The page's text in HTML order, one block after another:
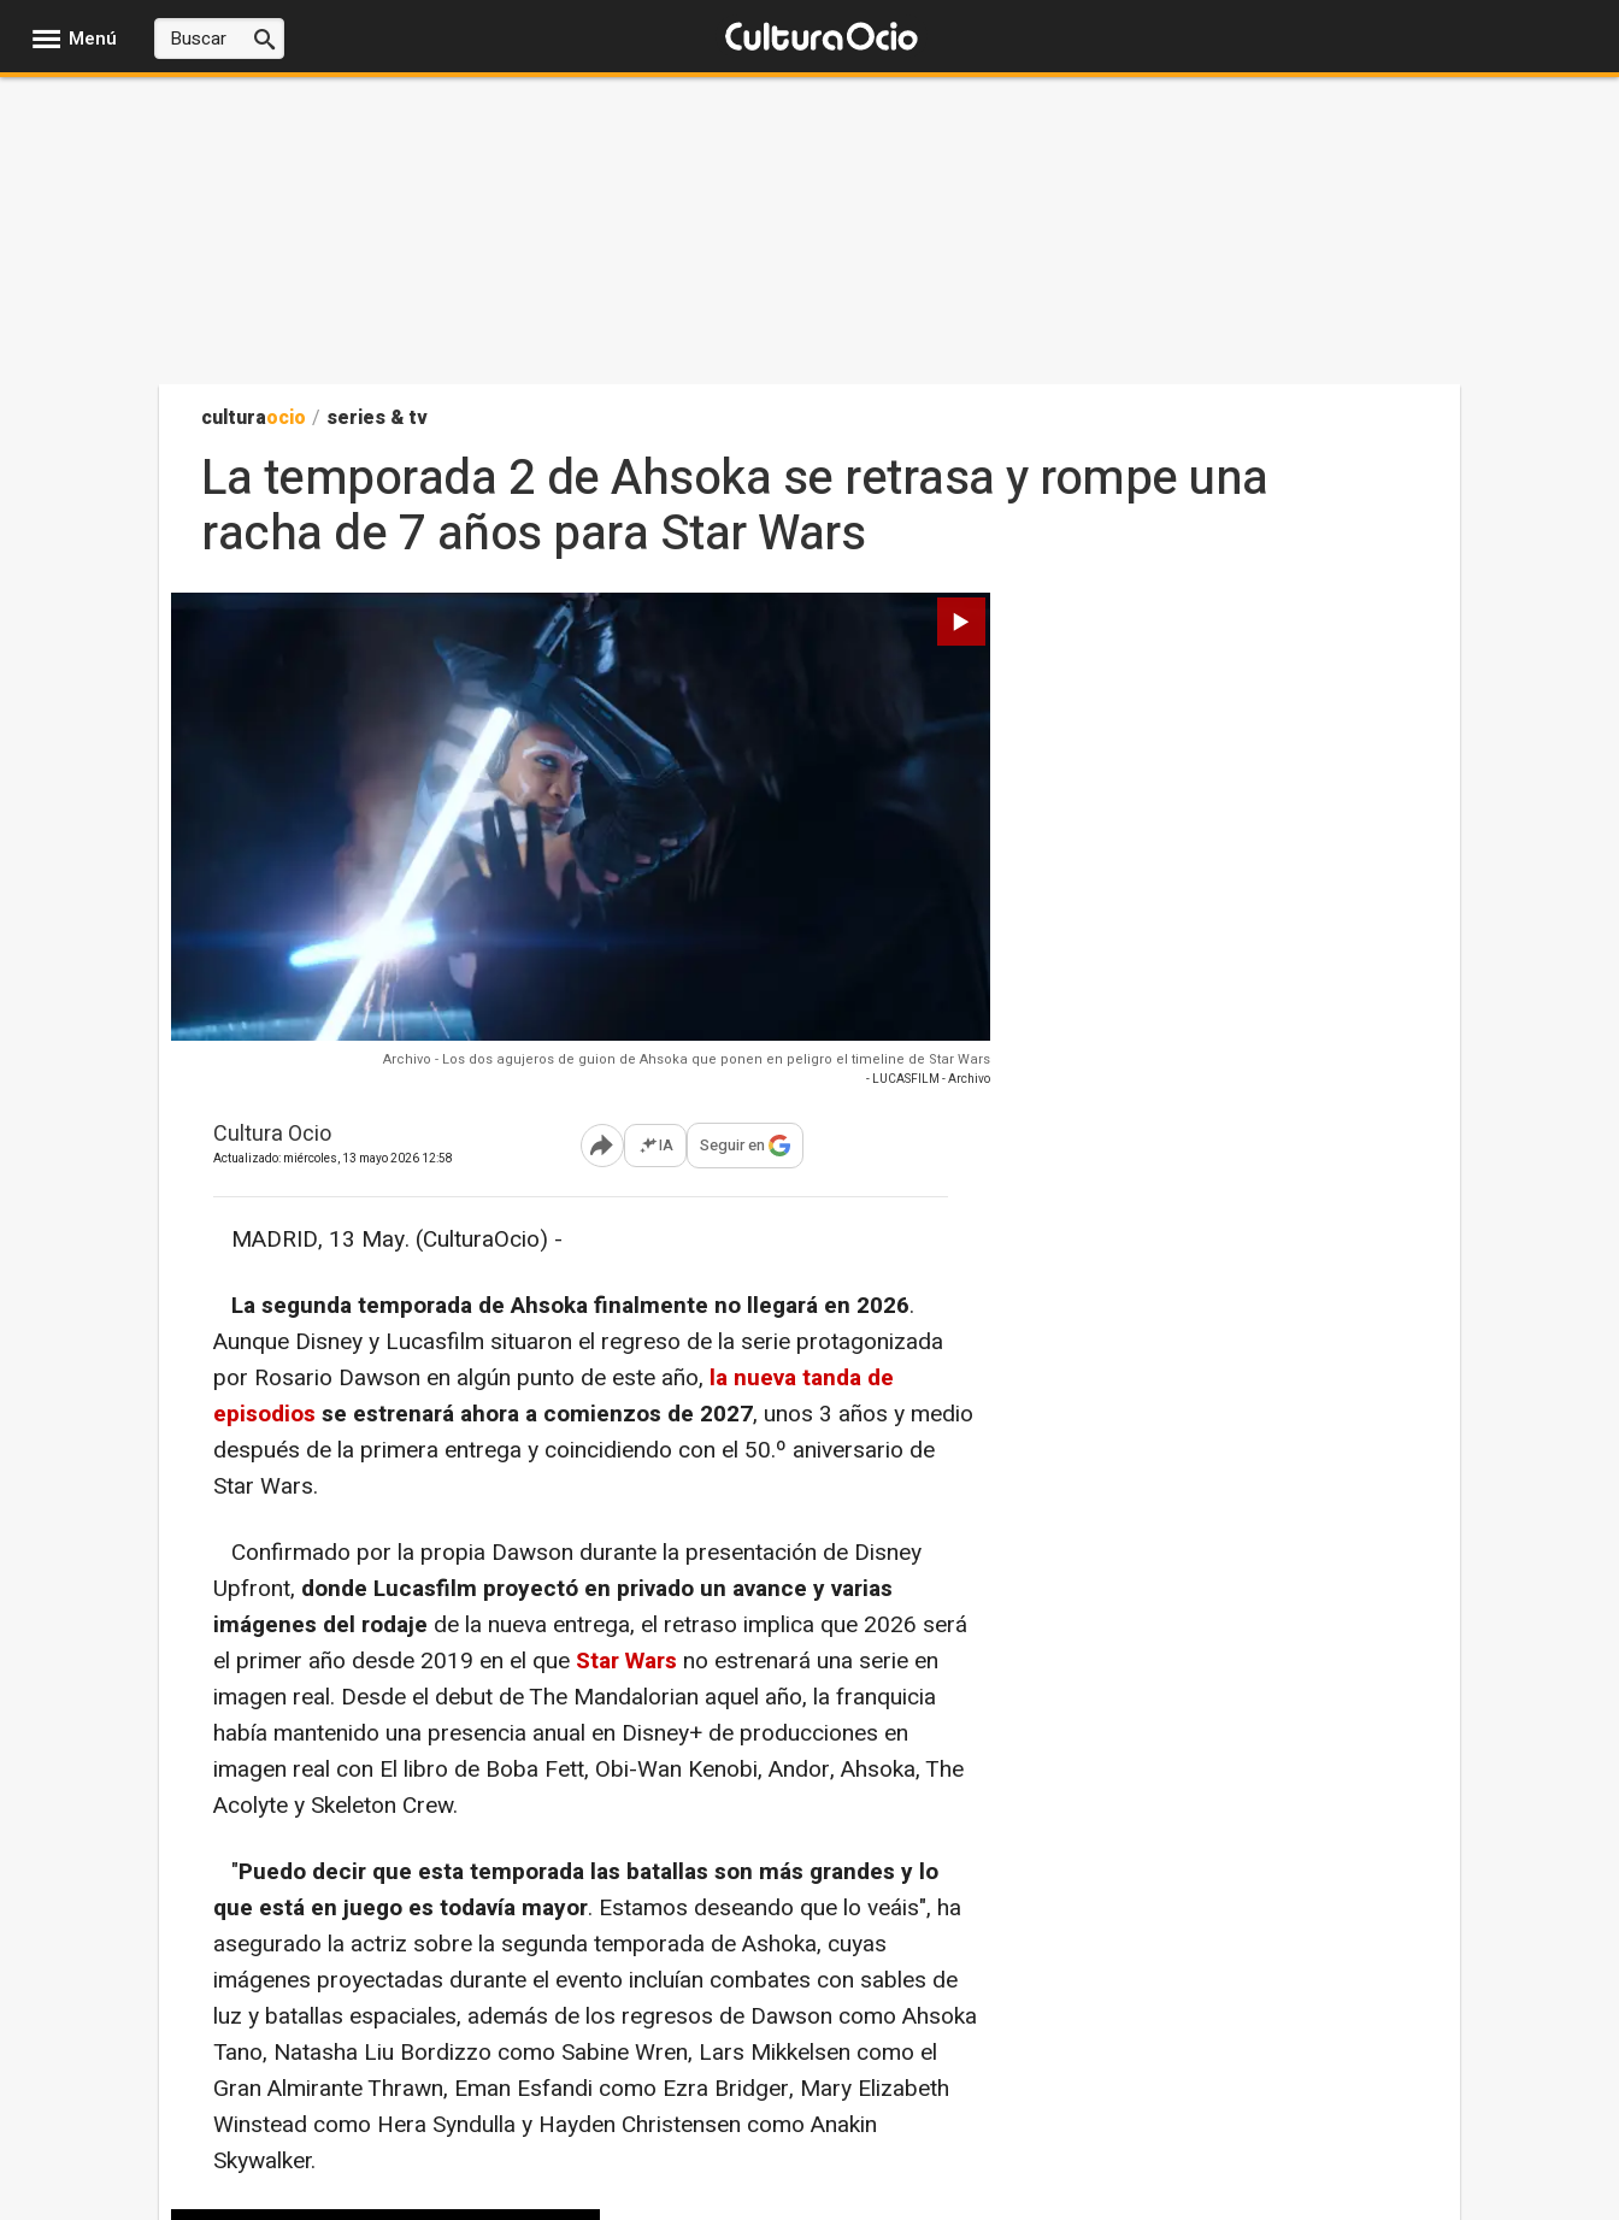
Menú
culturaocio / series & tv
La temporada 2 de Ahsoka se retrasa y rompe una
racha de 7 años para Star Wars
Archivo - Los dos agujeros de guion de Ahsoka que ponen en peligro el timeline de Star Wars
- LUCASFILM - Archivo
Cultura Ocio
Actualizado: miércoles, 13 mayo 2026 12:58 Abrir opciones para compartir
IA Seguir en
MADRID, 13 May. (CulturaOcio) -
La segunda temporada de Ahsoka finalmente no llegará en 2026.
Aunque Disney y Lucasfilm situaron el regreso de la serie protagonizada
por Rosario Dawson en algún punto de este año, la nueva tanda de
episodios se estrenará ahora a comienzos de 2027, unos 3 años y medio
después de la primera entrega y coincidiendo con el 50.º aniversario de
Star Wars.
Confirmado por la propia Dawson durante la presentación de Disney
Upfront, donde Lucasfilm proyectó en privado un avance y varias
imágenes del rodaje de la nueva entrega, el retraso implica que 2026 será
el primer año desde 2019 en el que Star Wars no estrenará una serie en
imagen real. Desde el debut de The Mandalorian aquel año, la franquicia
había mantenido una presencia anual en Disney+ de producciones en
imagen real con El libro de Boba Fett, Obi-Wan Kenobi, Andor, Ahsoka, The
Acolyte y Skeleton Crew.
"Puedo decir que esta temporada las batallas son más grandes y lo
que está en juego es todavía mayor. Estamos deseando que lo veáis", ha
asegurado la actriz sobre la segunda temporada de Ashoka, cuyas
imágenes proyectadas durante el evento incluían combates con sables de
luz y batallas espaciales, además de los regresos de Dawson como Ahsoka
Tano, Natasha Liu Bordizzo como Sabine Wren, Lars Mikkelsen como el
Gran Almirante Thrawn, Eman Esfandi como Ezra Bridger, Mary Elizabeth
Winstead como Hera Syndulla y Hayden Christensen como Anakin
Skywalker.